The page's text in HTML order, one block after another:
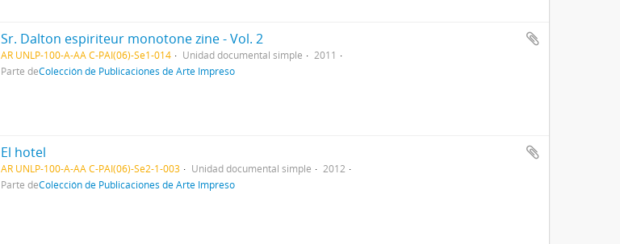
Sr. Dalton espiriteur monotone zine - Vol. 2
AR UNLP-100-A-AA C-PAI(06)-Se1-014 Unidad documental simple
2011
Parte deColección de Publicaciones de Arte Impreso
El hotel
AR UNLP-100-A-AA C-PAI(06)-Se2-1-003 Unidad documental simple
2012
Parte deColección de Publicaciones de Arte Impreso